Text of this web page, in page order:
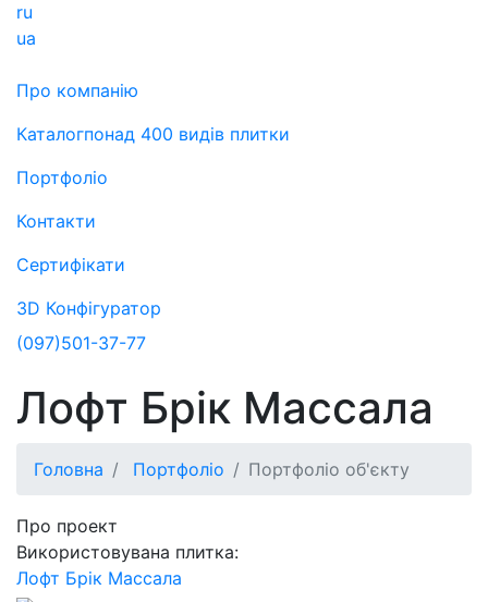
ru
ua
Про компанію
Каталогпонад 400 видів плитки
Портфоліо
Контакти
Сертифікати
3D Конфігуратор
(097)501-37-77
Лофт Брік Массала
Головна Портфоліо Портфоліо об'єкту
Про проект
Використовувана плитка:
Лофт Брік Массала